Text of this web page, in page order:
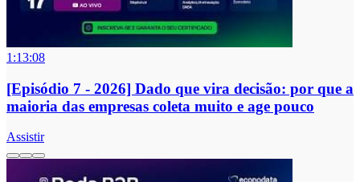
1:13:08
[Episódio 7 - 2026] Dado que vira decisão: por que a
maioria das empresas coleta muito e age pouco
Assistir